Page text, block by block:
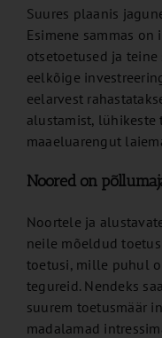
Suures plaanis
Esimene sammas on
otsetoetused ja
eelkõige
eelarvest
alustamist, lühikeste
maaeluarengut
Noored on
Noortele ja
neile mõeldud
toetusi, mille puhul
tegureid. Nendeks
suurem toetusmäär
madalamad